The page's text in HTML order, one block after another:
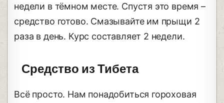
недели в тёмном месте. Спустя это время –
средство готово. Смазывайте им прыщи 2
раза в день. Курс составляет 2 недели.
Средство из Тибета
Всё просто. Нам понадобиться гороховая